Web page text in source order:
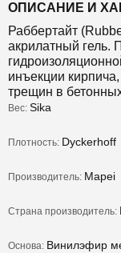
ОПИСАНИЕ И
Раббертайт
акрилатный гель.
инъекции
трещин в
Вес: Sika
Плотность: Dyckerhoff
Производитель: Mapei
Страна производитель:
Основа: Винилэфир